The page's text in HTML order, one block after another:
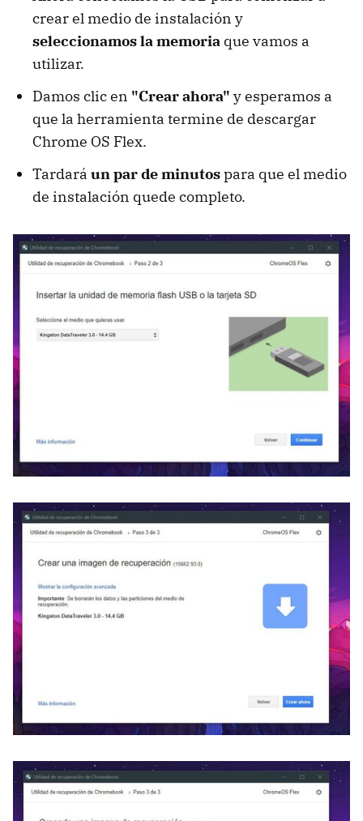
crear el medio de instalación y
seleccionamos la memoria que vamos a
utilizar.
Damos clic en "Crear ahora" y esperamos a
que la herramienta termine de descargar
Chrome OS Flex.
Tardará un par de minutospara que el medio
de instalación quede completo.